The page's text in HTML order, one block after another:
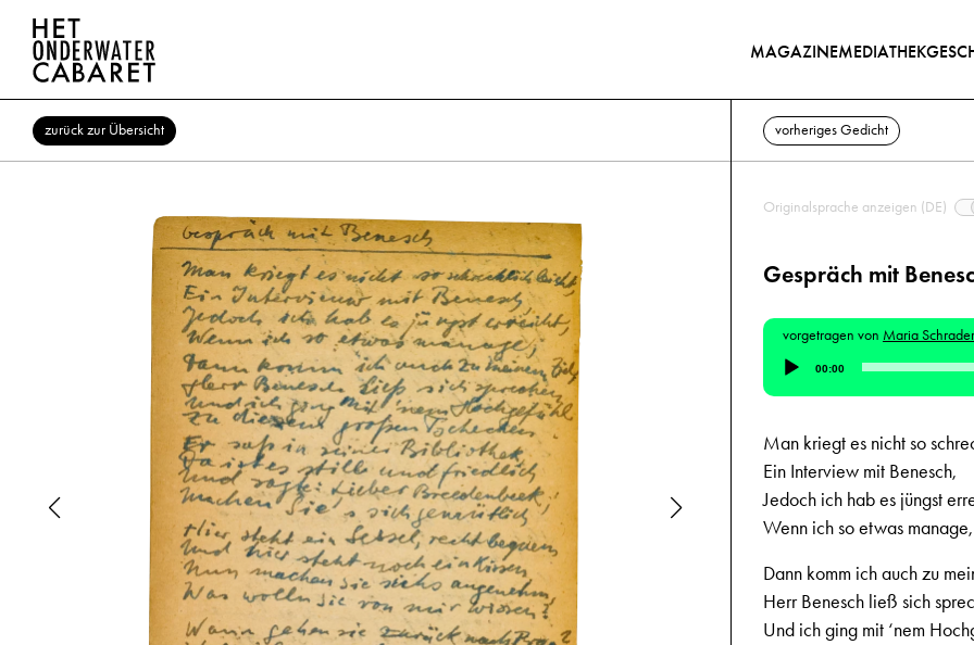
MAGAZINEMEDIATHEK
zurück zur Übersicht vorheriges Gedicht
Originalsprache anzeigen (DE)
Gespräch mit
vorgetragen von Maria Schrader
Audio-
Player
00:00
Man kriegt es nicht so
Ein Interview mit Benesch,
Jedoch ich hab es jüngst
Wenn ich so etwas manage,
Dann komm ich auch zu
Herr Benesch ließ sich
Und ich ging mit ‘nem